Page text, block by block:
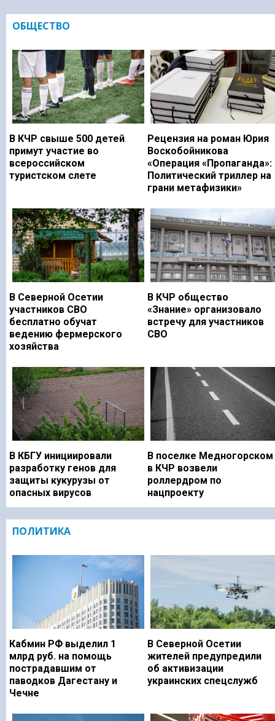
ОБЩЕСТВО
В КЧР свыше 500 детей
примут участие во
всероссийском
туристском слете
Рецензия на роман Юрия
Воскобойникова
«Операция «Пропаганда»:
Политический триллер на
грани метафизики»
В Северной Осетии
участников СВО
бесплатно обучат
ведению фермерского
хозяйства
В КЧР общество
«Знание» организовало
встречу для участников
СВО
В КБГУ инициировали
разработку генов для
защиты кукурузы от
опасных вирусов
В поселке Медногорском
в КЧР возвели
роллердром по
нацпроекту
ПОЛИТИКА
Кабмин РФ выделил 1
млрд руб. на помощь
пострадавшим от
паводков Дагестану и
Чечне
В Северной Осетии
жителей предупредили
об активизации
украинских спецслужб